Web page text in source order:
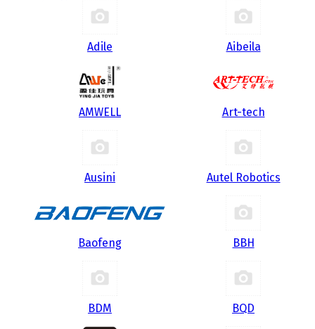
Adile Aibeila
AMWELL Art-tech
Ausini Autel Robotics
Baofeng BBH
BDM BQD